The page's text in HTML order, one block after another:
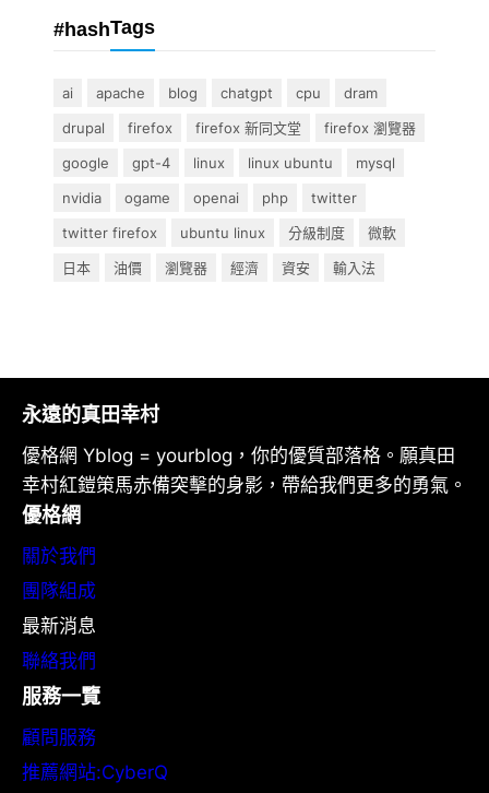
#hashTags
ai apache blog chatgpt cpu
dram
drupal
firefox firefox 新同文堂
firefox 瀏覽器
google
gpt-4 linux linux ubuntu
mysql
nvidia
ogame openai php
twitter
twitter firefox
ubuntu linux 分級制度
微軟
日本
油價 瀏覽器 經濟 資安 輸入法
永遠的真田幸村
優格網 Yblog = yourblog，你的優質部落格。願真田
幸村紅鎧策馬赤備突擊的身影，帶給我們更多的勇氣。
優格網
關於我們
團隊組成
最新消息
聯絡我們
服務一覽
顧問服務
推薦網站:CyberQ